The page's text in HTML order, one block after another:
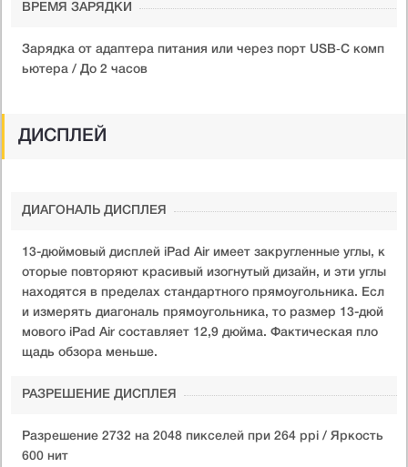
ВРЕМЯ ЗАРЯДКИ
Зарядка от адаптера питания или через порт USB‑C комп
ьютера / До 2 часов
ДИСПЛЕЙ
ДИАГОНАЛЬ ДИСПЛЕЯ
13-дюймовый дисплей iPad Air имеет закругленные углы, к
оторые повторяют красивый изогнутый дизайн, и эти углы
находятся в пределах стандартного прямоугольника. Есл
и измерять диагональ прямоугольника, то размер 13-дюй
мового iPad Air составляет 12,9 дюйма. Фактическая пло
щадь обзора меньше.
РАЗРЕШЕНИЕ ДИСПЛЕЯ
Разрешение 2732 на 2048 пикселей при 264 ppi / Яркость
600 нит